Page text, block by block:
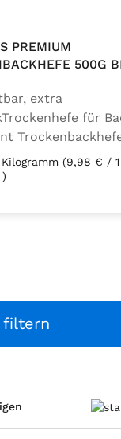
Calciumsalze der
Folsäure,
PREMIUM
500G
extra
für
entspricht
(9,98 € / 1
filtern